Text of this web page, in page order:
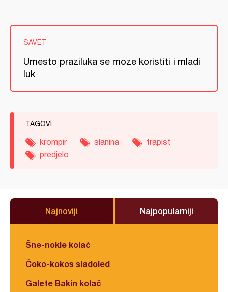
SAVET
Umesto praziluka se moze koristiti i mladi
luk
TAGOVI
krompir slanina
trapist
predjelo
Najnoviji Najpopularniji
Šne-nokle kolač
Čoko-kokos sladoled
Galete Bakin kolač